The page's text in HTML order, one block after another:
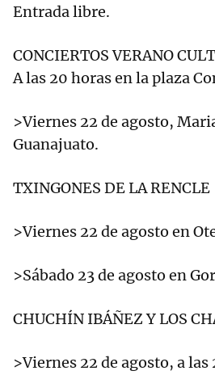
Entrada libre.
CONCIERTOS VERANO
A las 20 horas en la plaza
>Viernes 22 de agosto,
Guanajuato.
TXINGONES DE LA RENCLE
>Viernes 22 de agosto en
>Sábado 23 de agosto en
CHUCHÍN IBÁÑEZ Y LOS
>Viernes 22 de agosto, a